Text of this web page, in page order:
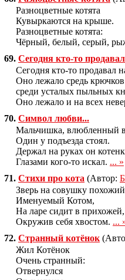
Разноцветные котята
Кувыркаются на крыше.
Разноцветные котята:
Чёрный, белый, серый,
69. Сегодня кто-то
Сегодня кто-то продавал
Оно лежало средь
среди усталых пыльных
Оно лежало и на всех
70. Символ любви...
Мальчишка, влюбленный в
Один у подъезда стоял.
Держал на руках он
Глазами кого-то искал. ... »
71. Стихи про кота (Автор:
Звеpь на совyшкy
Именyемый Котом,
Hа лаpе сидит в пpихожей,
Окpyжив себя хвостом. ...
72. Странный котёнок
Жил Котёнок
Очень странный:
Отвернулся